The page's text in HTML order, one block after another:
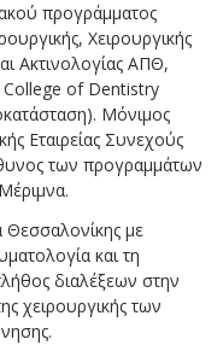
προγράμματος
Χειρουργικής
Ακτινολογίας ΑΠΘ,
College of Dentistry
Μόνιμος
Εταιρείας Συνεχούς
των προγραμμάτων
Θεσσαλονίκης με
και τη
διαλέξεων στην
χειρουργικής των